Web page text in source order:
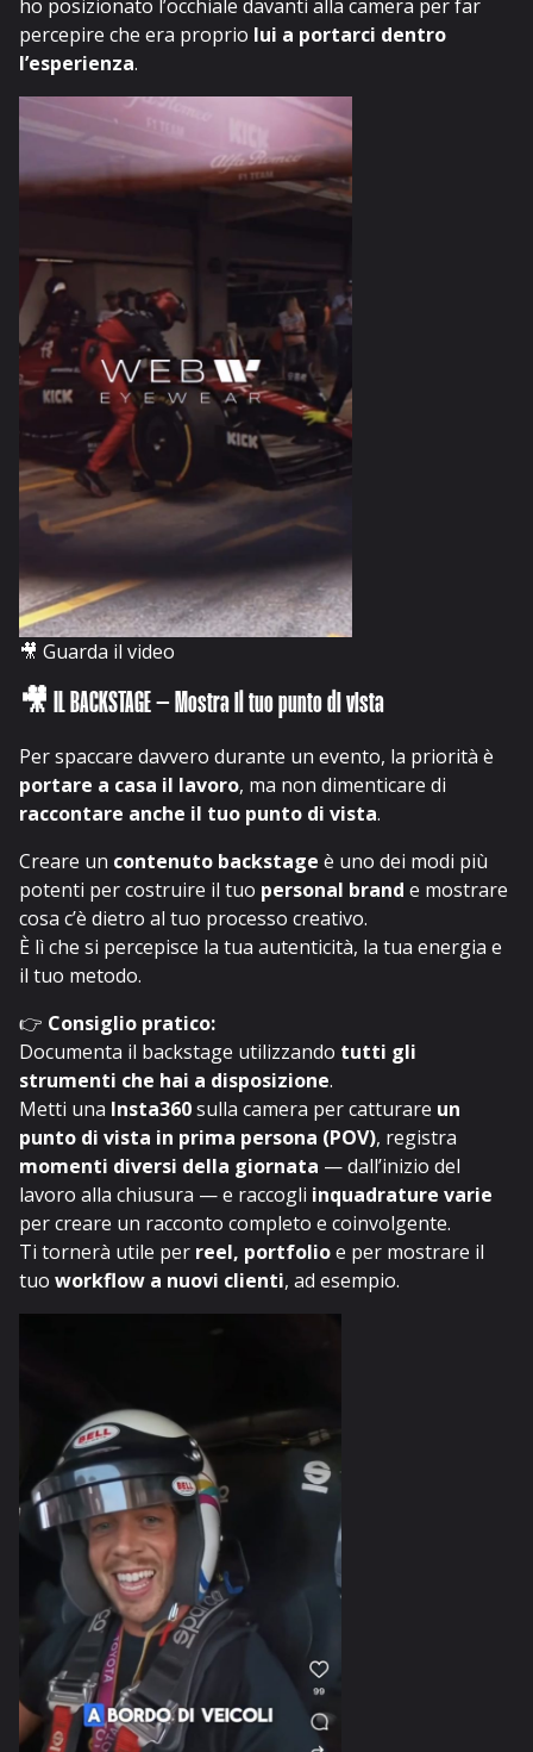
ho posizionato l’occhiale davanti alla camera per far
percepire che era proprio lui a portarci dentro
l’esperienza.
🎥 Guarda il video
🎥 IL BACKSTAGE – Mostra il tuo punto di vista
Per spaccare davvero durante un evento, la priorità è
portare a casa il lavoro, ma non dimenticare di
raccontare anche il tuo punto di vista.
Creare un contenuto backstage è uno dei modi più
potenti per costruire il tuo personal brand e mostrare
cosa c’è dietro al tuo processo creativo.
È lì che si percepisce la tua autenticità, la tua energia e
il tuo metodo.
👉 Consiglio pratico:
Documenta il backstage utilizzando tutti gli
strumenti che hai a disposizione.
Metti una Insta360sulla camera per catturare un
punto di vista in prima persona (POV), registra
momenti diversi della giornata — dall’inizio del
lavoro alla chiusura — e raccogli inquadrature varie
per creare un racconto completo e coinvolgente.
Ti tornerà utile per reel, portfolioe per mostrare il
tuo workflow a nuovi clienti, ad esempio.